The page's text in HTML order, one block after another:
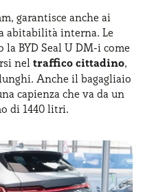
e un’autonomia
gli spostamenti
U DM-i si distingue
ideale per privati e
sostenibile senza
garantisce anche ai
abitabilità interna. Le
BYD Seal U DM-i come
neltraffico cittadino,
Anche il bagagliaio
capienza che va da un
di 1440 litri.